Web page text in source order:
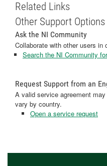
Related Links
Other Support Options
Ask the NI Community
Collaborate with other users in
Search the NI Community
Request Support from an
A valid service agreement
vary by country.
Open a service request